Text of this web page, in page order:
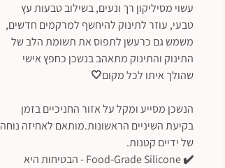
עשוי מסיליקון רך ונעים, בשילוב טבעות עץ
טבעי, עוזר לתינוק להיחשף למרקמים חדשים,
משמש גם כרעשן לתפוס את תשומת הלב של
התינוק והתינוק מתאהב בנשכן כחפץ אישי
שהולך איתו לכל מקום🤍
הנשכן מסייע ומקל על אזור החניכיים בזמן
בקיעת השיניים הראשונות.מותאם לאחיזה נוחה
של ידיים קטנות.
✔️ Food-Grade Silicone - הבטיחות היא